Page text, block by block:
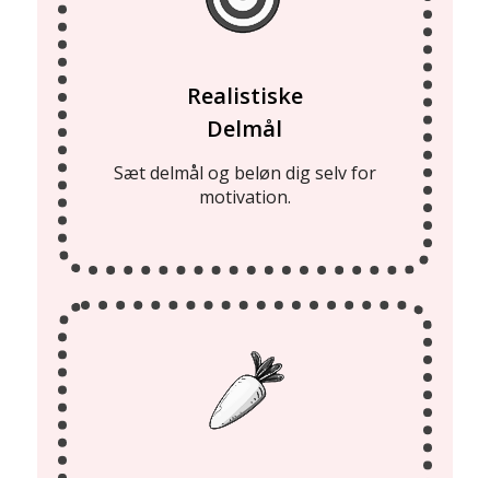
Realistiske
Delmål
Sæt delmål og beløn dig selv for
motivation.